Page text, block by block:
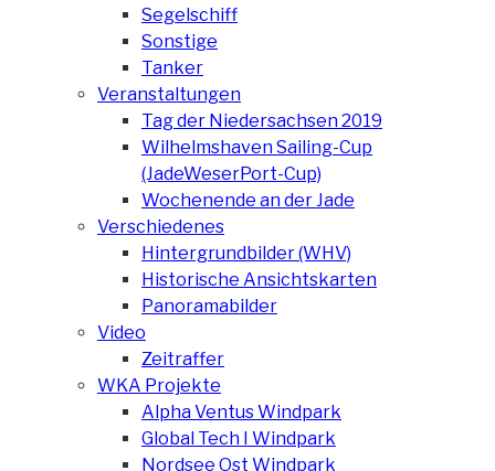
Segelschiff
Sonstige
Tanker
Veranstaltungen
Tag der Niedersachsen 2019
Wilhelmshaven Sailing-Cup
(JadeWeserPort-Cup)
Wochenende an der Jade
Verschiedenes
Hintergrundbilder (WHV)
Historische Ansichtskarten
Panoramabilder
Video
Zeitraffer
WKA Projekte
Alpha Ventus Windpark
Global Tech I Windpark
Nordsee Ost Windpark